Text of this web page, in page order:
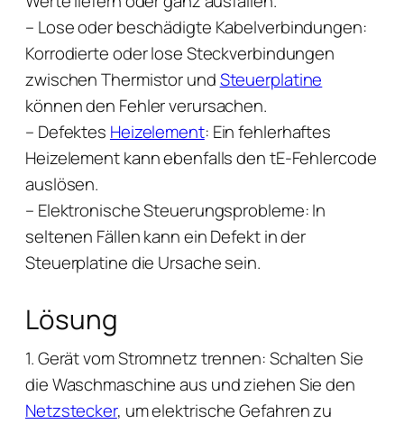
– Lose oder beschädigte Kabelverbindungen:
Korrodierte oder lose Steckverbindungen
zwischen Thermistor undSteuerplatine
können den Fehler verursachen.
– Defektes Heizelement: Ein fehlerhaftes
Heizelement kann ebenfalls den tE-Fehlercode
auslösen.
– Elektronische Steuerungsprobleme: In
seltenen Fällen kann ein Defekt in der
Steuerplatine die Ursache sein.
Lösung
1. Gerät vom Stromnetz trennen: Schalten Sie
die Waschmaschine aus und ziehen Sie den
Netzstecker, um elektrische Gefahren zu